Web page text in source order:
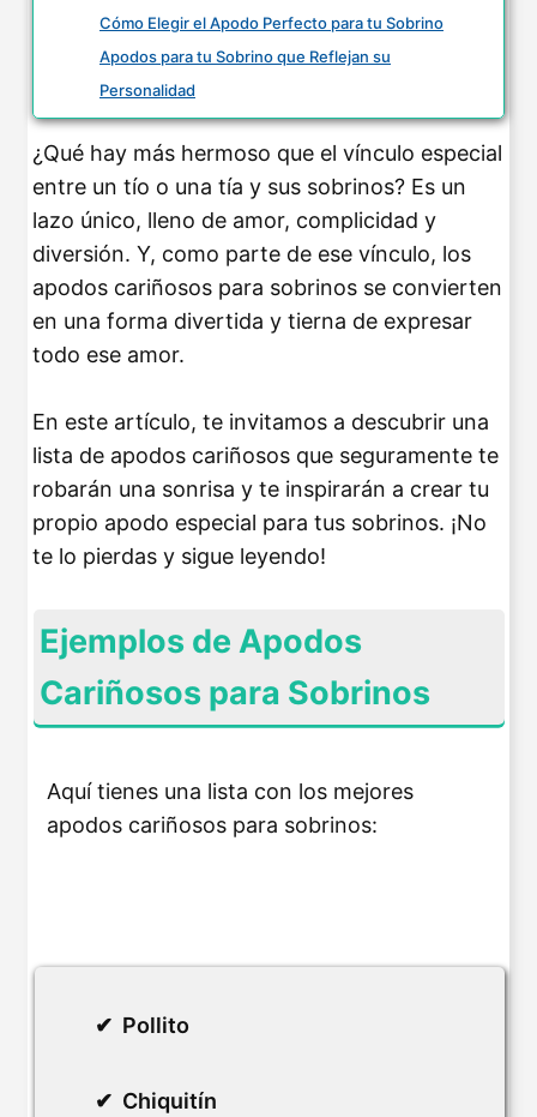
Cómo Elegir el Apodo Perfecto para tu Sobrino
Apodos para tu Sobrino que Reflejan su
Personalidad
¿Qué hay más hermoso que el vínculo especial
entre un tío o una tía y sus sobrinos? Es un
lazo único, lleno de amor, complicidad y
diversión. Y, como parte de ese vínculo, los
apodos cariñosos para sobrinos se convierten
en una forma divertida y tierna de expresar
todo ese amor.
En este artículo, te invitamos a descubrir una
lista de apodos cariñosos que seguramente te
robarán una sonrisa y te inspirarán a crear tu
propio apodo especial para tus sobrinos. ¡No
te lo pierdas y sigue leyendo!
Ejemplos de Apodos
Cariñosos para Sobrinos
Aquí tienes una lista con los mejores
apodos cariñosos para sobrinos:
Pollito
Chiquitín